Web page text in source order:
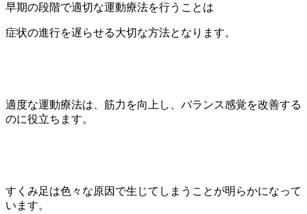
早期の段階で適切な運動療法を行うことは
症状の進行を遅らせる大切な方法となります。
適度な運動療法は、筋力を向上し、バランス感覚を改善する
のに役立ちます。
すくみ足は色々な原因で生じてしまうことが明らかになって
います。